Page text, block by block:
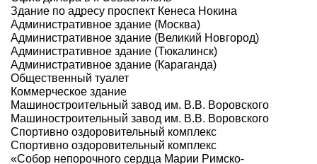
Здание по адресу проспект Кенеса Нокина
Административное здание (Москва)
Административное здание (Великий Новгород)
Административное здание (Тюкалинск)
Административное здание (Караганда)
Общественный туалет
Коммерческое здание
Машиностроительный завод им. В.В. Воровского
Машиностроительный завод им. В.В. Воровского
Спортивно оздоровительный комплекс
Спортивно оздоровительный комплекс
«Собор непорочного сердца Марии Римско-